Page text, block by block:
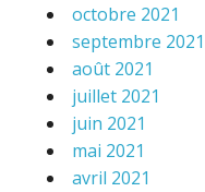
octobre 2021
septembre 2021
août 2021
juillet 2021
juin 2021
mai 2021
avril 2021